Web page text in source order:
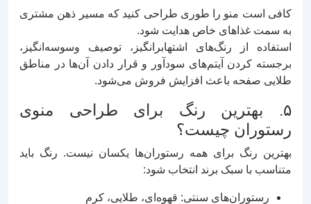
کافی است منو را طوری طراحی کنید که مسیر ذهن مشتری
به سمت غذاهای خاص هدایت شود.
استفاده از رنگ‌های اشتها‌برانگیز، توصیف وسوسه‌انگیز،
برجسته کردن آیتم‌های سودآور و قرار دادن آن‌ها در مناطق
طلایی صفحه باعث افزایش فروش می‌شود.
۵. بهترین رنگ برای طراحی منوی
رستوران چیست؟
بهترین رنگ برای همه رستوران‌ها یکسان نیست. رنگ باید
متناسب با سبک برند انتخاب شود:
رستوران‌های سنتی: قهوه‌ای، طلایی، کرم